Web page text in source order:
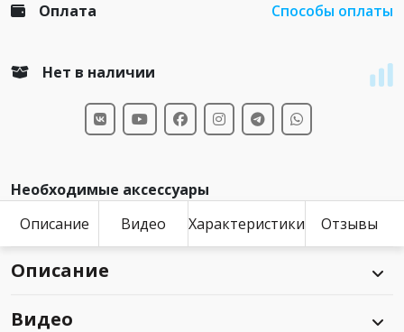
Оплата Способы оплаты
Нет в наличии
Необходимые аксессуары
Описание
Видео Характеристики Отзывы
Описание
Видео